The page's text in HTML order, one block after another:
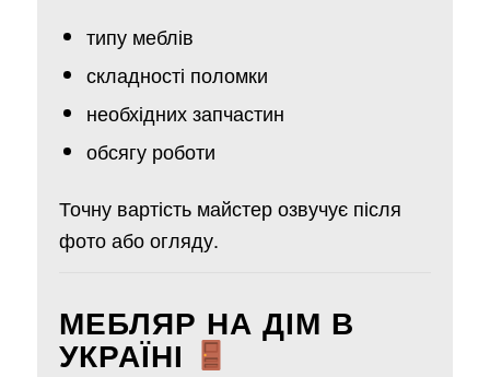
типу меблів
складності поломки
необхідних запчастин
обсягу роботи
Точну вартість майстер озвучує після
фото або огляду.
МЕБЛЯР НА ДІМ В
УКРАЇНІ